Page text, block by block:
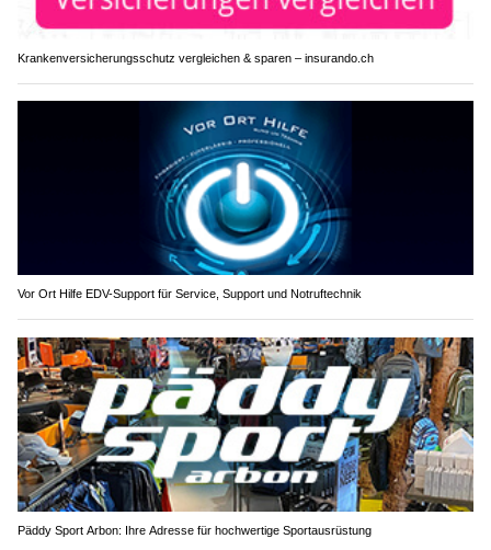
Krankenversicherungsschutz vergleichen & sparen – insurando.ch
Vor Ort Hilfe EDV-Support für Service, Support und Notruftechnik
Päddy Sport Arbon: Ihre Adresse für hochwertige Sportausrüstung